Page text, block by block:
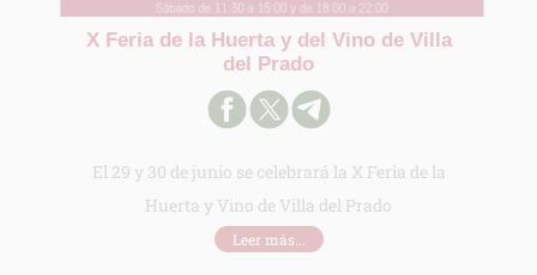
X Feria de la Huerta y del Vino de Villa
del Prado
El 29 y 30 de junio se celebrará la X Feria de la
Huerta y Vino de Villa del Prado
Leer más...